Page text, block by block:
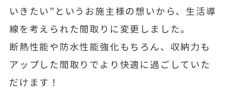
いきたい”というお施主様の想いから、生活導
線を考えられた間取りに変更しました。
断熱性能や防水性能強化もちろん、収納力も
アップした間取りでより快適に過ごしていた
だけます！